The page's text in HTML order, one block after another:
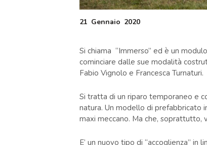
21 Gennaio 2020
Si chiama “Immerso” ed è un
cominciare dalle sue modalità
Fabio Vignolo e Francesca Turnaturi.
Si tratta di un riparo temporaneo e
natura. Un modello di prefabbricato
maxi meccano. Ma che,
E’ un nuovo tipo di “accoglienza”